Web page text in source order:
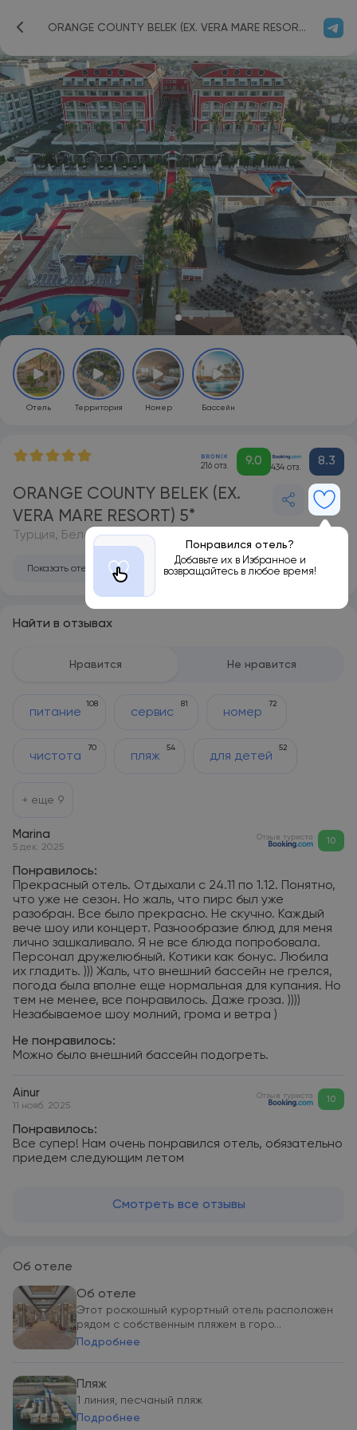
ORANGE COUNTY BELEK (EX. VERA MARE RESORT) 5*
Отель Территория Номер Бассейн
216 отз. 9.0 434 отз. 8.3
ORANGE COUNTY BELEK (EX.
VERA MARE RESORT) 5*
Понравился отель?
Добавьте их в Избранное и
возвращайтесь в любое время!
Турция, Белек
Показать отель на карте
Найти в отзывах
Нравится Не нравится
питание
108
сервис
81
номер
72
чистота
70
пляж
54
для детей
52
+ еще 9
Marina
5 дек. 2025
Отзыв туриста 10
Понравилось:
Прекрасный отель. Отдыхали с 24.11 по 1.12. Понятно,
что уже не сезон. Но жаль, что пирс был уже
разобран. Все было прекрасно. Не скучно. Каждый
вече шоу или концерт. Разнообразие блюд для меня
лично зашкаливало. Я не все блюда попробовала.
Персонал дружелюбный. Котики как бонус. Любила
их гладить. ))) Жаль, что внешний бассейн не грелся,
погода была вполне еще нормальная для купания. Но
тем не менее, все понравилось. Даже гроза. ))))
Незабываемое шоу молний, грома и ветра )
Не понравилось:
Можно было внешний бассейн подогреть.
Ainur
11 нояб. 2025
Отзыв туриста 10
Понравилось:
Все супер! Нам очень понравился отель, обязательно
приедем следующим летом
Смотреть все отзывы
Об отеле
Об отеле
Этот роскошный курортный отель расположен
рядом с собственным пляжем в горо...
Подробнее
Пляж
1 линия, песчаный пляж
Подробнее